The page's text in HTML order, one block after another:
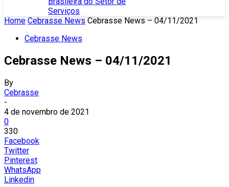
Home Cebrasse News Cebrasse News – 04/11/2021
Cebrasse News
Cebrasse News – 04/11/2021
By
Cebrasse
-
4 de novembro de 2021
0
330
Facebook
Twitter
Pinterest
WhatsApp
Linkedin